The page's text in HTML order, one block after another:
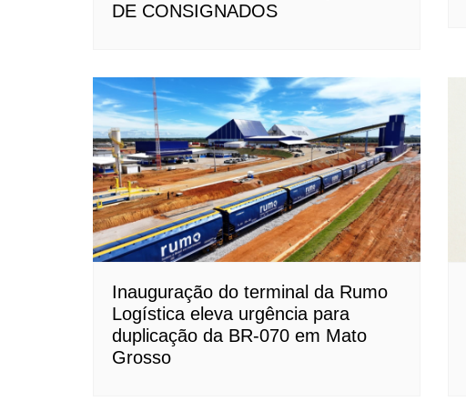
DE CONSIGNADOS
Inauguração do terminal da Rumo
Logística eleva urgência para
duplicação da BR-070 em Mato
Grosso